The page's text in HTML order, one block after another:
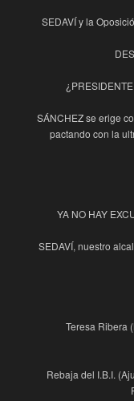
SEDAVÍ y la
SÁNCHEZ se erige
pactando con la
YA NO HAY
SEDAVÍ, nuestro
Teresa Ribera
Rebaja del I.B.I.